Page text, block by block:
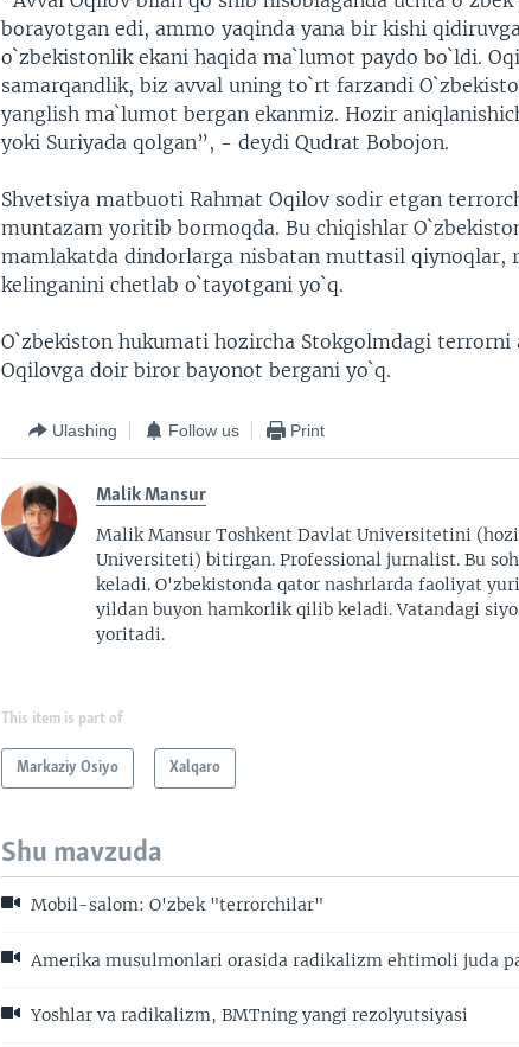
borayotgan edi, ammo yaqinda yana bir kishi
o`zbekistonlik ekani haqida ma`lumot paydo bo`ldi.
samarqandlik, biz avval uning to`rt farzandi
yanglish ma`lumot bergan ekanmiz. Hozir
yoki Suriyada qolgan”, - deydi Qudrat Bobojon.
Shvetsiya matbuoti Rahmat Oqilov sodir etgan
muntazam yoritib bormoqda. Bu chiqishlar
mamlakatda dindorlarga nisbatan muttasil qiynoqlar,
kelinganini chetlab o`tayotgani yo`q.
O`zbekiston hukumati hozircha Stokgolmdagi terrorni
Oqilovga doir biror bayonot bergani yo`q.
Ulashing Follow us Print
Malik Mansur
Malik Mansur Toshkent Davlat Universitetini
Universiteti) bitirgan. Professional jurnalist. Bu
keladi. O'zbekistonda qator nashrlarda faoliyat
yildan buyon hamkorlik qilib keladi. Vatandagi
yoritadi.
This item is part of
Markaziy Osiyo Xalqaro
Shu mavzuda
Mobil-salom: O'zbek "terrorchilar"
Amerika musulmonlari orasida radikalizm ehtimoli juda
Yoshlar va radikalizm, BMTning yangi rezolyutsiyasi